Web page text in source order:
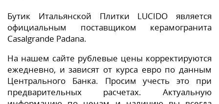
Бутик Итальянской Плитки LUCIDO является
официальным поставщиком керамогранита
Casalgrande Padana.
На нашем сайте рублевые цены корректируются
ежедневно, и зависят от курса евро по данным
Центрального Банка. Просим учесть это при
предварительных расчетах. Актуальную